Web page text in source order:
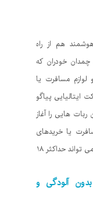
هم از راه
خودران که
مسافرت یا
پیاگو
چنین ربات هایی را آغاز
یا خریدهای
حداکثر ۱۸
آلودگی و